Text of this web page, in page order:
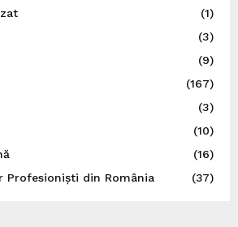
(1)
(3)
(9)
(167)
(3)
(10)
(16)
Profesioniști din România
(37)